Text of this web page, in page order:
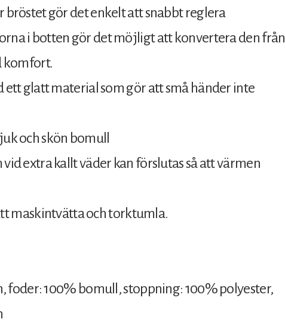
gör det enkelt att snabbt reglera
i botten gör det möjligt att konvertera den från
komfort.
ett glatt material som gör att små händer inte
och skön bomull
extra kallt väder kan förslutas så att värmen
maskintvätta och torktumla.
foder: 100% bomull, stoppning: 100% polyester,